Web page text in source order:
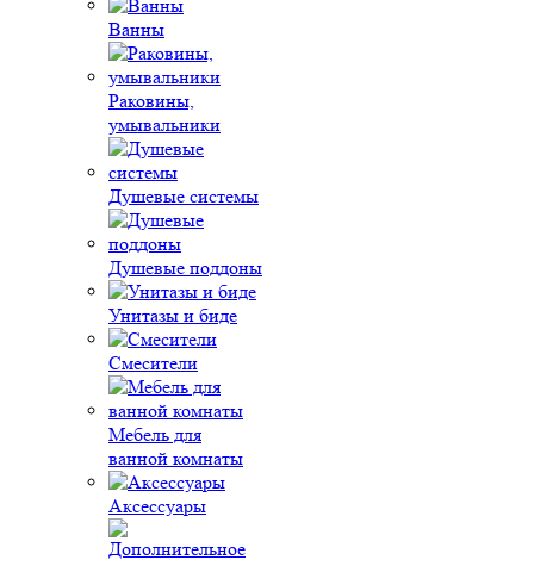
Ванны
Раковины,
умывальники
Душевые системы
Душевые поддоны
Унитазы и биде
Смесители
Мебель для
ванной комнаты
Аксессуары